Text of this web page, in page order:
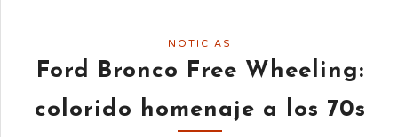
NOTICIAS
Ford Bronco Free Wheeling:
colorido homenaje a los 70s